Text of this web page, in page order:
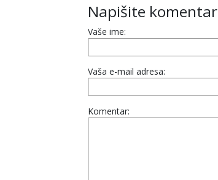
Napišite komentar
Vaše ime:
Vaša e-mail adresa:
Komentar: